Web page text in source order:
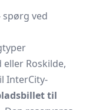
ved
Roskilde,
InterCity-
til